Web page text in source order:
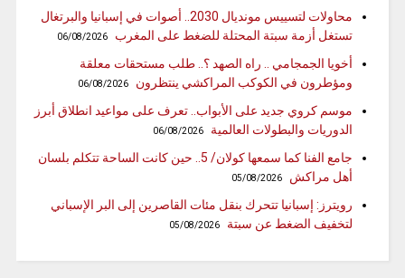
محاولات لتسييس مونديال 2030.. أصوات في إسبانيا والبرتغال
تستغل أزمة سبتة المحتلة للضغط على المغرب
06/08/2026
أخويا الجمجامي .. راه الصهد ؟.. طلب مستحقات معلقة
ومؤطرون في الكوكب المراكشي ينتظرون
06/08/2026
موسم كروي جديد على الأبواب.. تعرف على مواعيد انطلاق أبرز
الدوريات والبطولات العالمية
06/08/2026
جامع الفنا كما سمعها كولان/ 5.. حين كانت الساحة تتكلم بلسان
أهل مراكش
05/08/2026
رويترز: إسبانيا تتحرك بنقل مئات القاصرين إلى البر الإسباني
لتخفيف الضغط عن سبتة
05/08/2026